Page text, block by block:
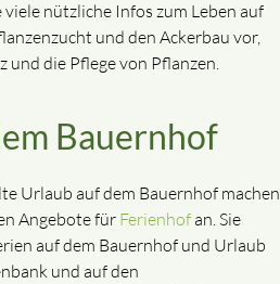
nützliche Infos zum Leben auf
und den Ackerbau vor,
die Pflege von Pflanzen.
Bauernhof
Urlaub auf dem Bauernhof machen.
Angebote für Ferienhofan. Sie
auf dem Bauernhof und Urlaub
und auf den